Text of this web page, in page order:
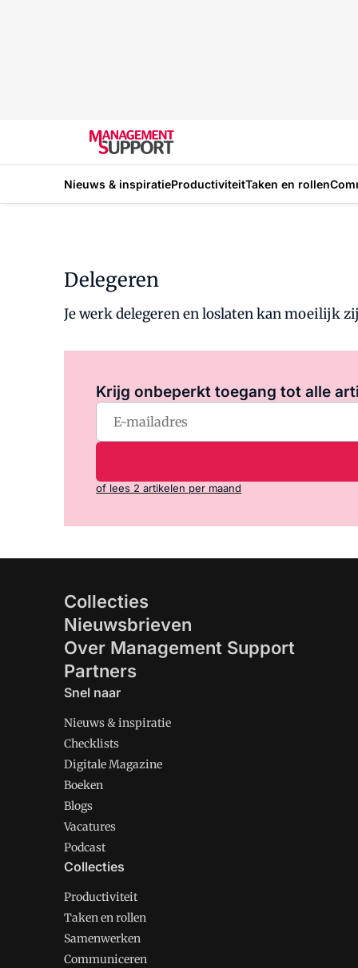
Nieuws & inspiratieProductiviteitTaken en rollen
Delegeren
Je werk delegeren en loslaten kan moeilijk
Krijg onbeperkt toegang tot alle
of lees 2 artikelen per maand
Collecties
Nieuwsbrieven
Over Management Support
Partners
Snel naar
Nieuws & inspiratie
Checklists
Digitale Magazine
Boeken
Blogs
Vacatures
Podcast
Collecties
Productiviteit
Taken en rollen
Samenwerken
Communiceren